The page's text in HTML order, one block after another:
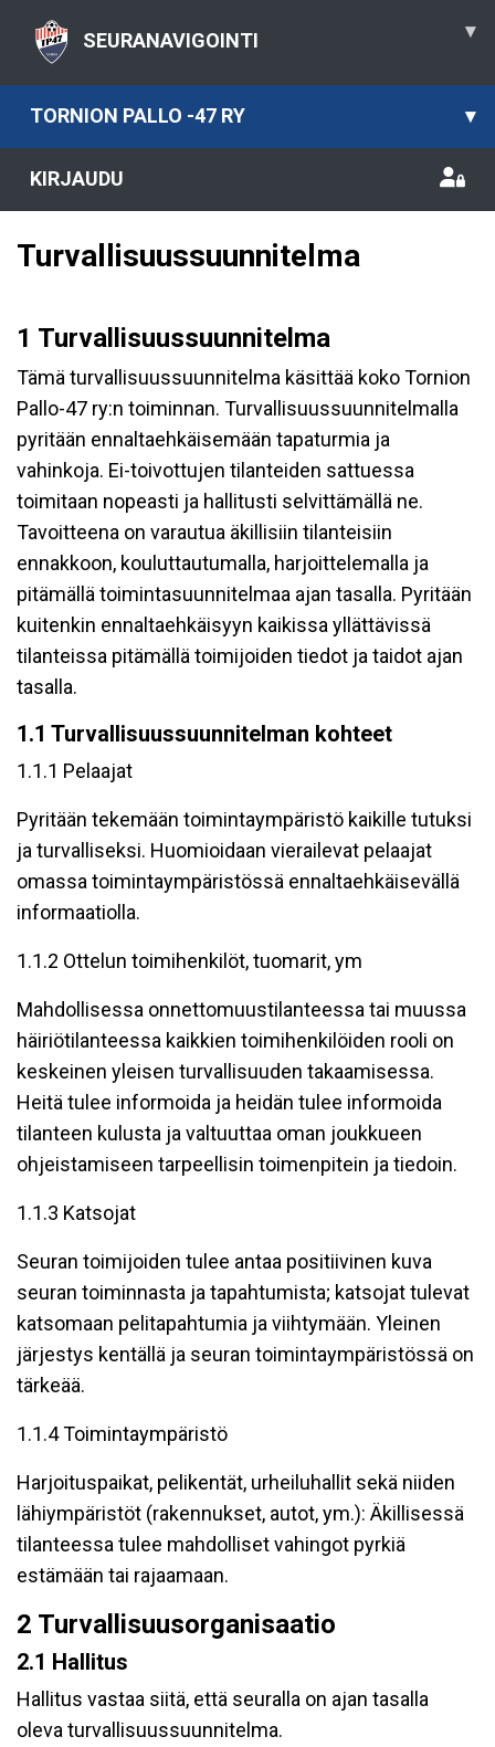
SEURANAVIGOINTI ▾
TORNION PALLO -47 RY ▾
KIRJAUDU
Turvallisuussuunnitelma
1 Turvallisuussuunnitelma
Tämä turvallisuussuunnitelma käsittää koko Tornion
Pallo-47 ry:n toiminnan. Turvallisuussuunnitelmalla
pyritään ennaltaehkäisemään tapaturmia ja
vahinkoja. Ei-toivottujen tilanteiden sattuessa
toimitaan nopeasti ja hallitusti selvittämällä ne.
Tavoitteena on varautua äkillisiin tilanteisiin
ennakkoon, kouluttautumalla, harjoittelemalla ja
pitämällä toimintasuunnitelmaa ajan tasalla. Pyritään
kuitenkin ennaltaehkäisyyn kaikissa yllättävissä
tilanteissa pitämällä toimijoiden tiedot ja taidot ajan
tasalla.
1.1 Turvallisuussuunnitelman kohteet
1.1.1 Pelaajat
Pyritään tekemään toimintaympäristö kaikille tutuksi
ja turvalliseksi. Huomioidaan vierailevat pelaajat
omassa toimintaympäristössä ennaltaehkäisevällä
informaatiolla.
1.1.2 Ottelun toimihenkilöt, tuomarit, ym
Mahdollisessa onnettomuustilanteessa tai muussa
häiriötilanteessa kaikkien toimihenkilöiden rooli on
keskeinen yleisen turvallisuuden takaamisessa.
Heitä tulee informoida ja heidän tulee informoida
tilanteen kulusta ja valtuuttaa oman joukkueen
ohjeistamiseen tarpeellisin toimenpitein ja tiedoin.
1.1.3 Katsojat
Seuran toimijoiden tulee antaa positiivinen kuva
seuran toiminnasta ja tapahtumista; katsojat tulevat
katsomaan pelitapahtumia ja viihtymään. Yleinen
järjestys kentällä ja seuran toimintaympäristössä on
tärkeää.
1.1.4 Toimintaympäristö
Harjoituspaikat, pelikentät, urheiluhallit sekä niiden
lähiympäristöt (rakennukset, autot, ym.): Äkillisessä
tilanteessa tulee mahdolliset vahingot pyrkiä
estämään tai rajaamaan.
2 Turvallisuusorganisaatio
2.1 Hallitus
Hallitus vastaa siitä, että seuralla on ajan tasalla
oleva turvallisuussuunnitelma.